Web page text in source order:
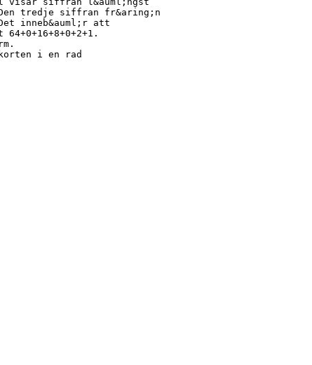
tredje siffran fr&aring;n
inneb&auml;r att
i en rad